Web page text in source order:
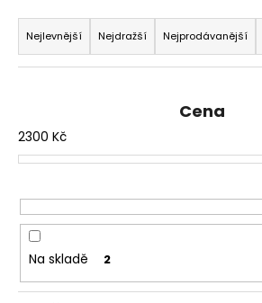
Ř
a
z
í
p
o
d
u
k
t
Nejlevnější Nejdražší Nejprodávanější
Cena
2300 Kč
Na skladě 2
?
HLEDAT
o
p
o
u